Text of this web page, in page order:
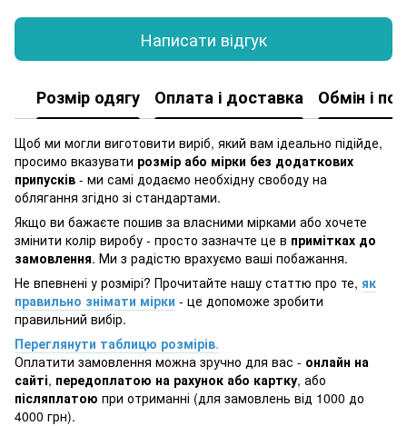
Написати відгук
Розмір одягу Оплата і доставка Обмін і
Щоб ми могли виготовити виріб, який вам ідеально підійде,
просимо вказувати розмір або мірки без додаткових
припусків - ми самі додаємо необхідну свободу на
облягання згідно зі стандартами.
Якщо ви бажаєте пошив за власними мірками або хочете
змінити колір виробу - просто зазначте це в примітках до
замовлення. Ми з радістю врахуємо ваші побажання.
Не впевнені у розмірі? Прочитайте нашу статтю про те, як
правильно знімати мірки - це допоможе зробити
правильний вибір.
Переглянути таблицю розмірів.
Оплатити замовлення можна зручно для вас - онлайн на
сайті, передоплатою на рахунок або картку, або
післяплатою при отриманні (для замовлень від 1000 до
4000 грн).